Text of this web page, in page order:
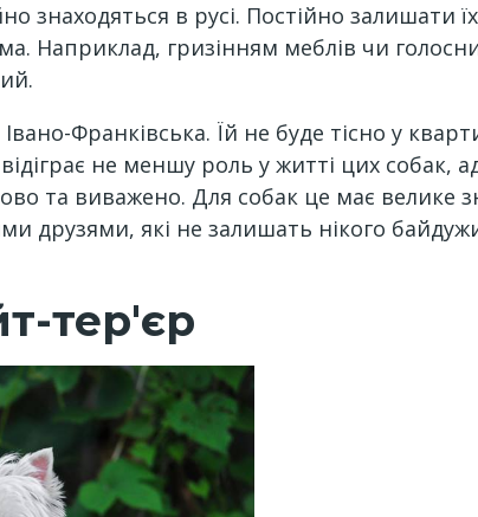
знаходяться в русі. Постійно залишати
Наприклад, гризінням меблів чи
Франківська. Їй не буде тісно у
не меншу роль у житті цих собак,
та виважено. Для собак це має
друзями, які не залишать нікого
тер'єр